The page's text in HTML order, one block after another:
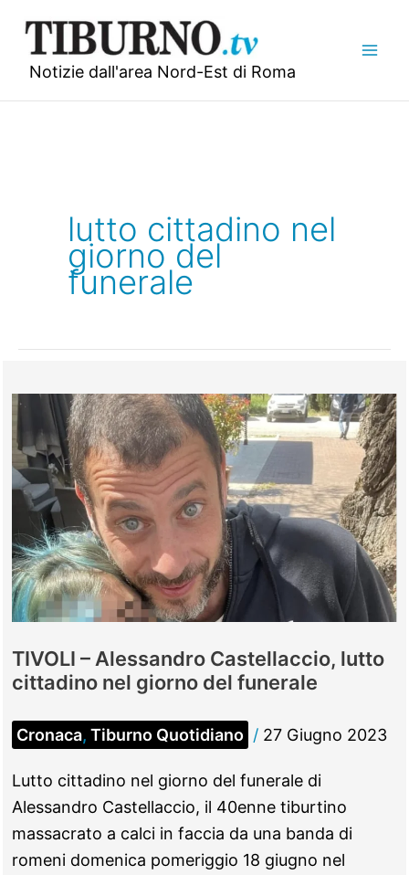
contenuto
Notizie dall'area Nord-Est di Roma
lutto cittadino nel
giorno del
funerale
TIVOLI – Alessandro Castellaccio, lutto
cittadino nel giorno del funerale
Cronaca, Tiburno Quotidiano / 27 Giugno 2023
Lutto cittadino nel giorno del funerale di
Alessandro Castellaccio, il 40enne tiburtino
massacrato a calci in faccia da una banda di
romeni domenica pomeriggio 18 giugno nel